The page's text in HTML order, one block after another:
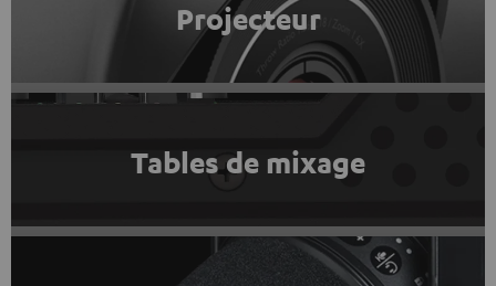
Projecteur
Tables de mixage